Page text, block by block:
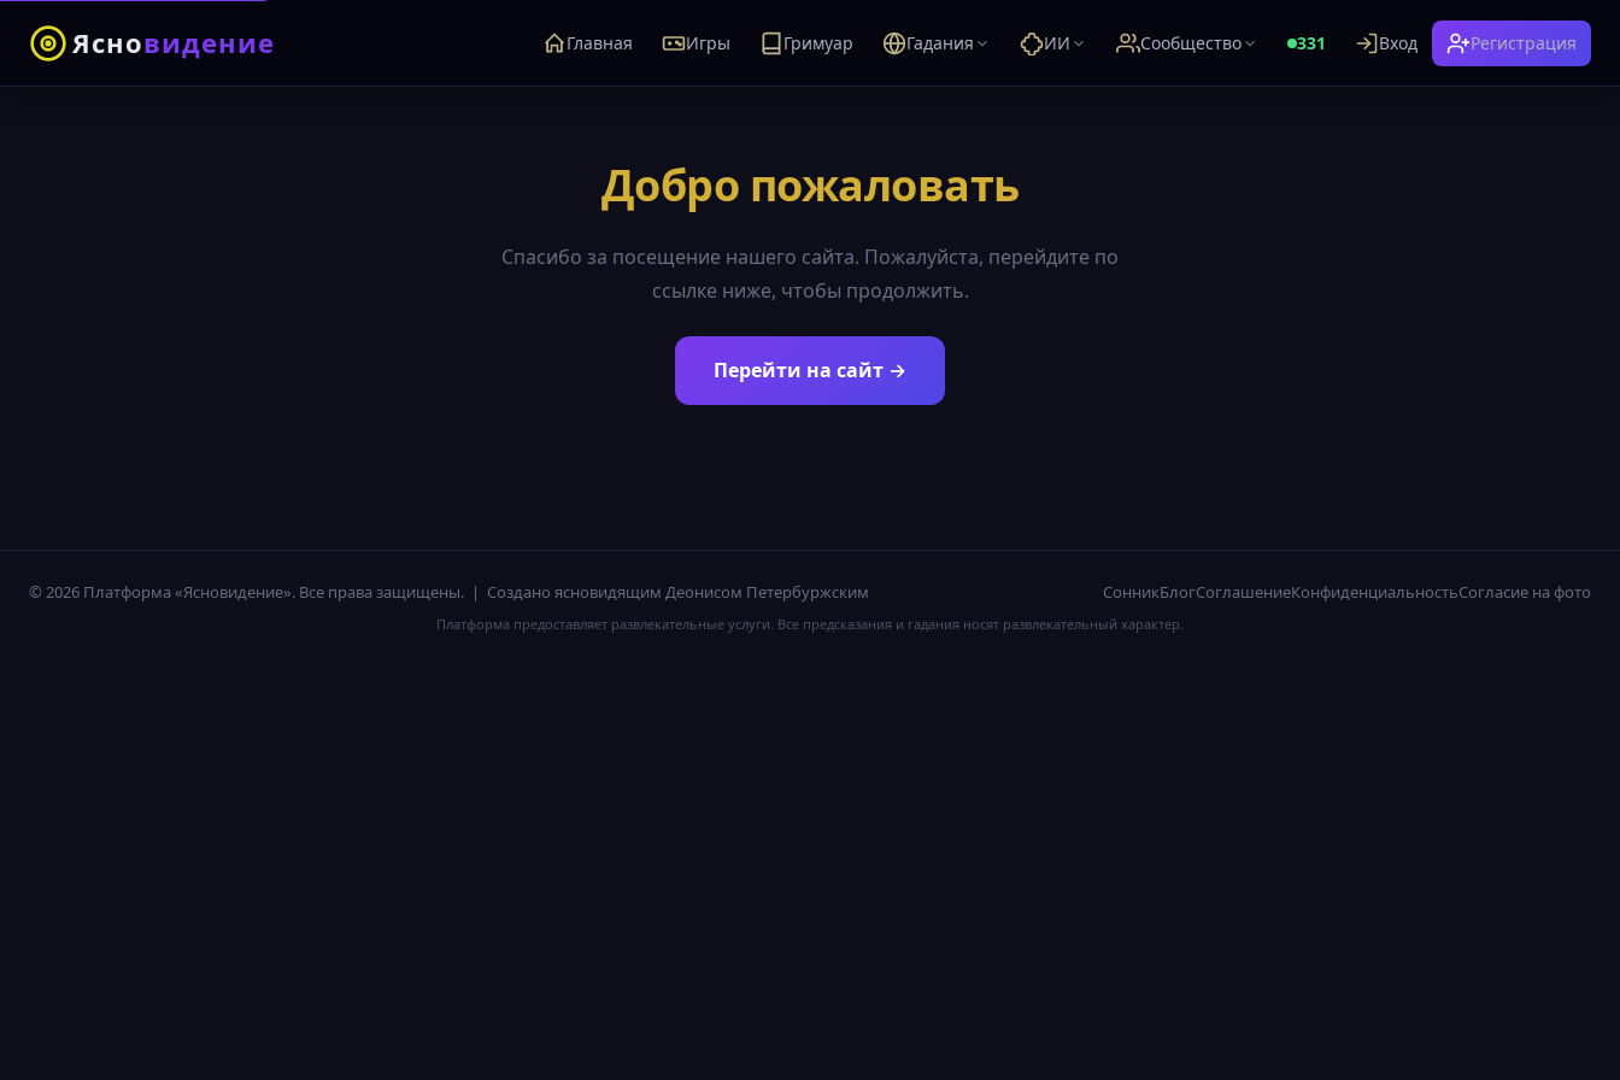
Ясновидение Главная Игры Гримуар Гадания ИИ Сообщество 331 Вход Регистрация
Добро пожаловать
Спасибо за посещение нашего сайта. Пожалуйста, перейдите по
ссылке ниже, чтобы продолжить.
Перейти на сайт →
© 2026 Платформа «Ясновидение». Все права защищены. | Создано ясновидящим Деонисом Петербуржским СонникБлогСоглашениеКонфиденциальностьСогласие на фото
Платформа предоставляет развлекательные услуги. Все предсказания и гадания носят развлекательный характер.